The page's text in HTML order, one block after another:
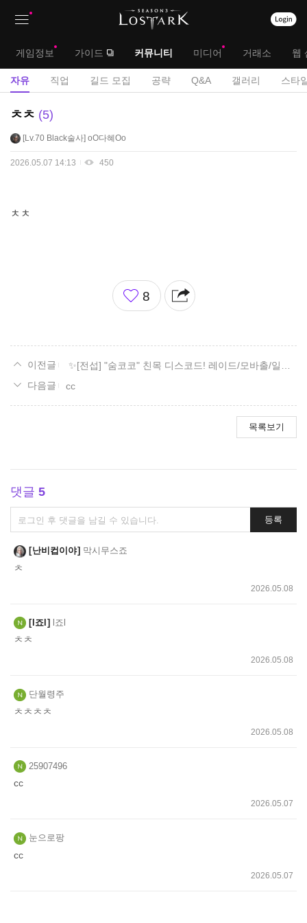
대
메
게임정보 가이드 커뮤니티 미디어 거래소 웹
서
자유 직업 길드 모집 공략 Q&A 갤러리 스타
자
게
ㅊㅊ 5
Lv.70 Black술사 oO다혜Oo
2026.05.07 14:13 450
ㅊㅊ
좋
아
8
✨[전섭] "숨코코" 친목 디스코드! 레이드/모바출/일숙/잡담✨
cc
목록보기
댓글 5
댓
글
쓰
기
등록
난비컵이야 막시무스죠
ㅊ
2026.05.08
l죠l l죠l
ㅊㅊ
2026.05.08
단월령주
ㅊㅊㅊㅊ
2026.05.08
25907496
cc
2026.05.07
눈으로팡
cc
2026.05.07